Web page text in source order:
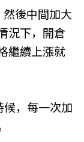
然後中間加大
況下，開倉
繼續上漲就
候，每一次加